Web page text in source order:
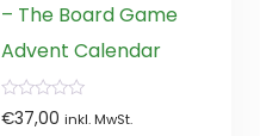
– The Board Game
Advent Calendar
0
von
€37,00 inkl. MwSt.